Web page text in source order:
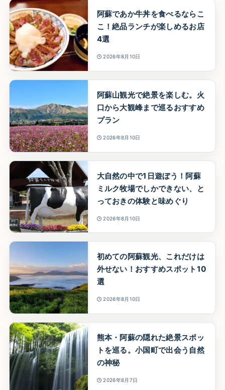
阿蘇であか牛丼を食べるならこ
こ！絶品ランチが楽しめるお店
4選
2026年8月10日
阿蘇山観光で絶景を楽しむ。火
口から大観峰まで巡るおすすめ
プラン
2026年8月10日
大自然の中で1日遊ぼう！阿蘇
ミルク牧場でしかできない、と
っておきの体験と味めぐり
2026年8月10日
初めての阿蘇観光、これだけは
外せない！おすすめスポット10
選
2026年8月10日
熊本・阿蘇の隠れた絶景スポッ
トを巡る。小国町で出会う自然
の神秘
2026年8月7日